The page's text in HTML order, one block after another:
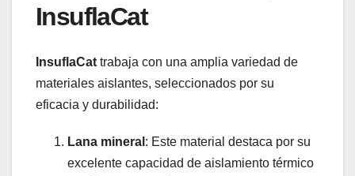
InsuflaCat
InsuflaCat trabaja con una amplia variedad de
materiales aislantes, seleccionados por su
eficacia y durabilidad:
Lana mineral : Este material destaca por su
excelente capacidad de aislamiento térmico